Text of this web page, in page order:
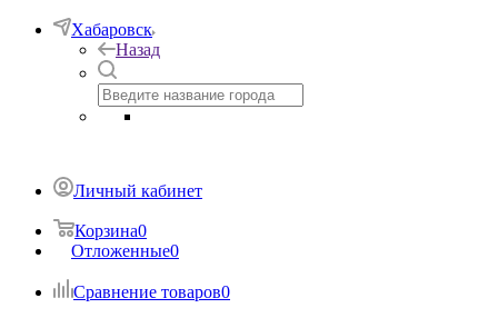
Хабаровск
Назад
Личный кабинет
Корзина0
Отложенные0
Сравнение товаров0